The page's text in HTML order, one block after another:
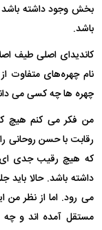
بخش وجود داشته باشد
باشد.
کاندیدای اصلی طیف
نام چهره‌های متفاوت
چهره ها چه کسی می
من فکر می کنم هیچ
رقابت با حسن روحانی را
که هیچ رقیب جدی ای
داشته باشد. حالا
می رود. اما از نظر من
مستقل آمده اند و